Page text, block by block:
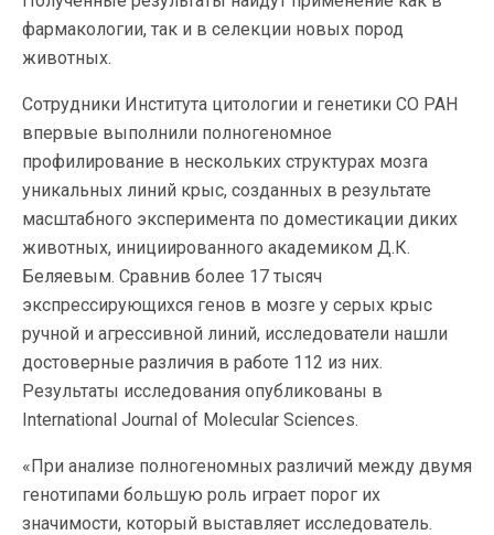
фармакологии, так и в селекции новых пород
животных.
Сотрудники Института цитологии и генетики СО РАН
впервые выполнили полногеномное
профилирование в нескольких структурах мозга
уникальных линий крыс, созданных в результате
масштабного эксперимента по доместикации диких
животных, инициированного академиком Д.К.
Беляевым. Сравнив более 17 тысяч
экспрессирующихся генов в мозге у серых крыс
ручной и агрессивной линий, исследователи нашли
достоверные различия в работе 112 из них.
Результаты исследования опубликованы в
International Journal of Molecular Sciences.
«При анализе полногеномных различий между двумя
генотипами большую роль играет порог их
значимости, который выставляет исследователь.